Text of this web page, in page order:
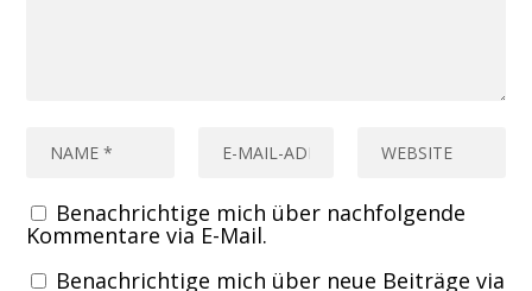
Benachrichtige mich über nachfolgende
Kommentare via E-Mail.
Benachrichtige mich über neue Beiträge via